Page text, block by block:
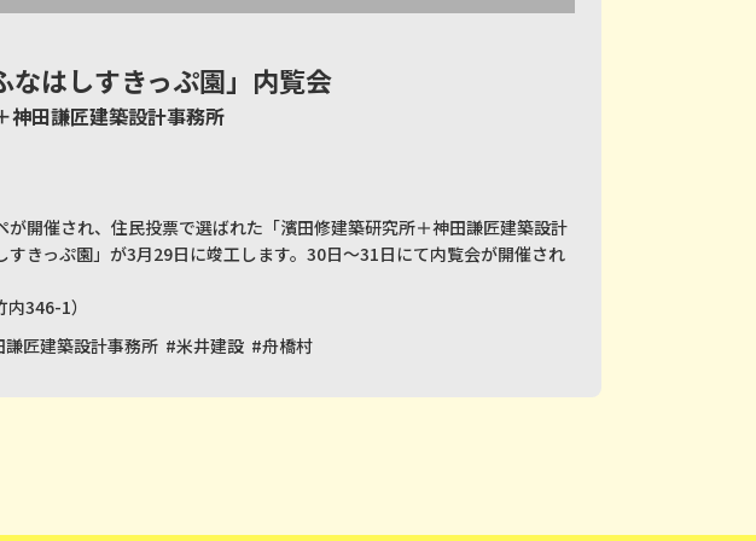
なはしすきっぷ園」内覧会
神田謙匠建築設計事務所
開催され、住民投票で選ばれた「濱田修建築研究所＋神田謙匠建築設計
きっぷ園」が3月29日に竣工します。30日〜31日にて内覧会が開催され
346-1）
謙匠建築設計事務所 #米井建設 #舟橋村